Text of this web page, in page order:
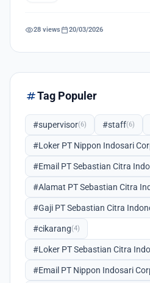
visibility28 views calendar_today20/03/2026
tagTag Populer
#supervisor(6) #staff(6)
#Loker PT Nippon Indosari
#Email PT Sebastian Citra
#Alamat PT Sebastian Citra
#Gaji PT Sebastian Citra
#cikarang(4)
#Loker PT Sebastian Citra
#Email PT Nippon Indosari